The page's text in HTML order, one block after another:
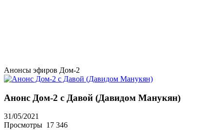
Анонсы эфиров Дом-2
Анонс Дом-2 с Давой (Давидом Манукян)
31/05/2021
Просмотры 17 346